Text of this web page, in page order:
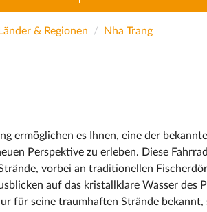
Länder & Regionen Nha Trang
ermöglichen es Ihnen, eine der
Perspektive zu erleben. Diese
vorbei an traditionellen
auf das kristallklare Wasser des
für seine traumhaften Strände